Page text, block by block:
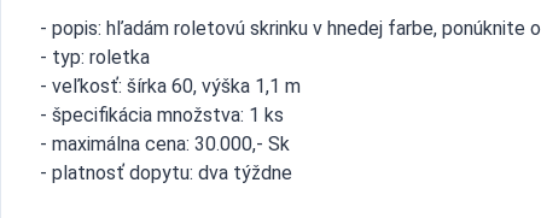
- popis: hľadám roletovú skrinku v hnedej farbe, ponúknite
- typ: roletka
- veľkosť: šírka 60, výška 1,1 m
- špecifikácia množstva: 1 ks
- maximálna cena: 30.000,- Sk
- platnosť dopytu: dva týždne